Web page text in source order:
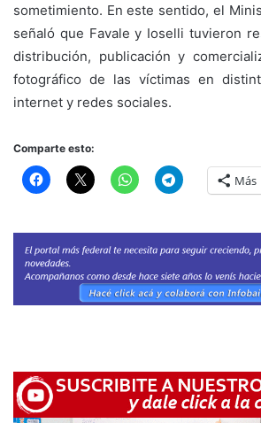
sometimiento. En este sentido, el
señaló que Favale y Ioselli tuvieron
distribución, publicación y
fotográfico de las víctimas en
internet y redes sociales.
Comparte esto:
Más